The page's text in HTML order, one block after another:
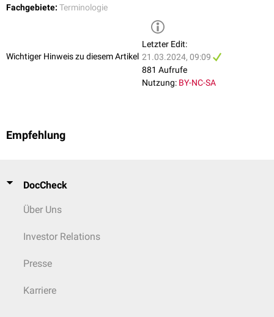
Fachgebiete: Terminologie
Wichtiger Hinweis zu diesem Artikel
Letzter Edit:
21.03.2024, 09:09
881 Aufrufe
Nutzung: BY-NC-SA
Empfehlung
DocCheck
Über Uns
Investor Relations
Presse
Karriere